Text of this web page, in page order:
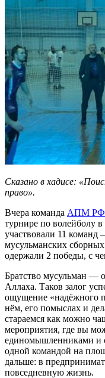
Сказано в хадисе:
право».
Вчера команда АПМ РФ
турнире по волейболу
участвовали 11 команд
мусульманских
одержали 2 победы, с
Братство мусульман —
Аллаха. Таков залог
ощущение «надёжного
нём, его помыслах и
стараемся как можно
мероприятия, где вы
единомышленниками и
одной командой на
дальше: в
повседневную жизнь.